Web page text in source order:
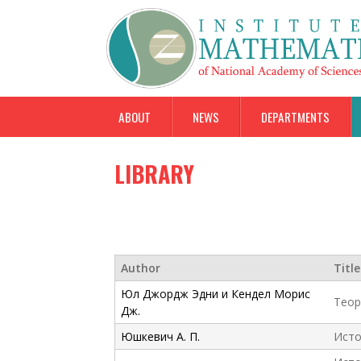
ABOUT NEWS DEPARTMENTS
LIBRARY
Author
Title
Юл Джордж Эдни и Кендел Морис
Дж.
Юшкевич А. П.